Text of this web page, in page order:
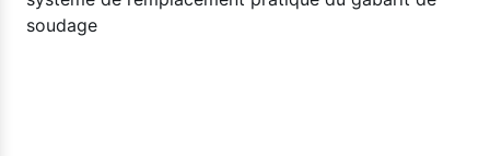
soudage